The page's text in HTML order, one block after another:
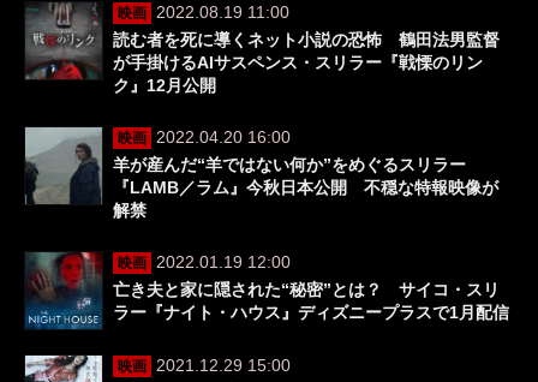
映画
2022.08.19 11:00
読む者を死に導くネット小説の恐怖 鶴田法男監督
が手掛けるAIサスペンス・スリラー『戦慄のリン
ク』12月公開
映画
2022.04.20 16:00
羊が産んだ“羊ではない何か”をめぐるスリラー
『LAMB／ラム』今秋日本公開 不穏な特報映像が
解禁
映画
2022.01.19 12:00
亡き夫と家に隠された“秘密”とは？ サイコ・スリ
ラー『ナイト・ハウス』ディズニープラスで1月配信
映画
2021.12.29 15:00